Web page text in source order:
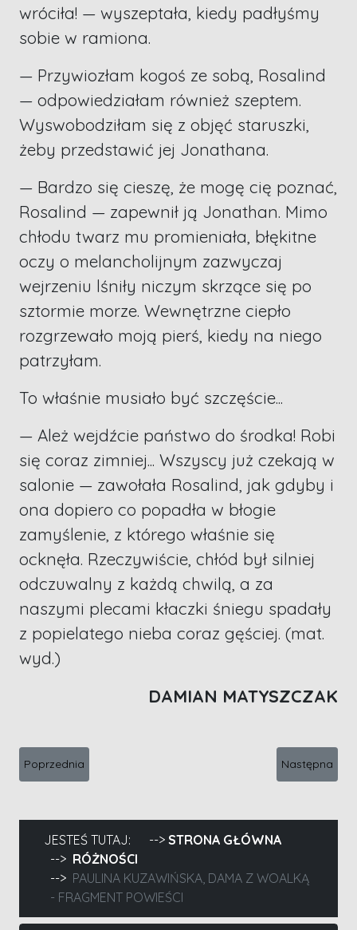
wróciła! — wyszeptała, kiedy padłyśmy
sobie w ramiona.
— Przywiozłam kogoś ze sobą, Rosalind
— odpowiedziałam również szeptem.
Wyswobodziłam się z objęć staruszki,
żeby przedstawić jej Jonathana.
— Bardzo się cieszę, że mogę cię poznać,
Rosalind — zapewnił ją Jonathan. Mimo
chłodu twarz mu promieniała, błękitne
oczy o melancholijnym zazwyczaj
wejrzeniu lśniły niczym skrzące się po
sztormie morze. Wewnętrzne ciepło
rozgrzewało moją pierś, kiedy na niego
patrzyłam.
To właśnie musiało być szczęście...
— Ależ wejdźcie państwo do środka! Robi
się coraz zimniej... Wszyscy już czekają w
salonie — zawołała Rosalind, jak gdyby i
ona dopiero co popadła w błogie
zamyślenie, z którego właśnie się
ocknęła. Rzeczywiście, chłód był silniej
odczuwalny z każdą chwilą, a za
naszymi plecami kłaczki śniegu spadały
z popielatego nieba coraz gęściej. (mat.
wyd.)
DAMIAN MATYSZCZAK
Poprzednia strona: Aleksander Sowa, Wenus umiera -
Poprzednia Następna
Następna
JESTEŚ TUTAJ:
STRONA GŁÓWNA
RÓŻNOŚCI
PAULINA KUZAWIŃSKA, DAMA Z WOALKĄ
- FRAGMENT POWIEŚCI